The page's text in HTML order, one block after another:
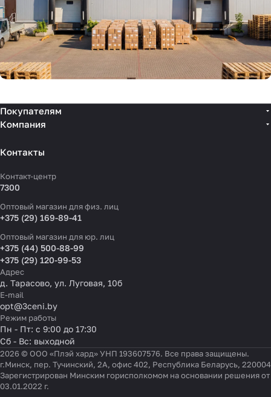
Покупателям
Компания
Контакты
Контакт-центр
7300
Оптовый магазин для физ. лиц
+375 (29) 169-89-41
Оптовый магазин для юр. лиц
+375 (44) 500-88-99
+375 (29) 120-99-53
Адрес
д. Тарасово, ул. Луговая, 10б
E-mail
opt@3ceni.by
Режим работы
Пн - Пт: с 9:00 до 17:30
Сб - Вс: выходной
2026 © ООО «Плэй хард» УНП 193607576. Все права защищены.
г.Минск, пер. Тучинский, 2А, офис 402, Республика Беларусь, 220004
Зарегистрирован Минским горисполкомом на основании решения от
03.01.2022 г.